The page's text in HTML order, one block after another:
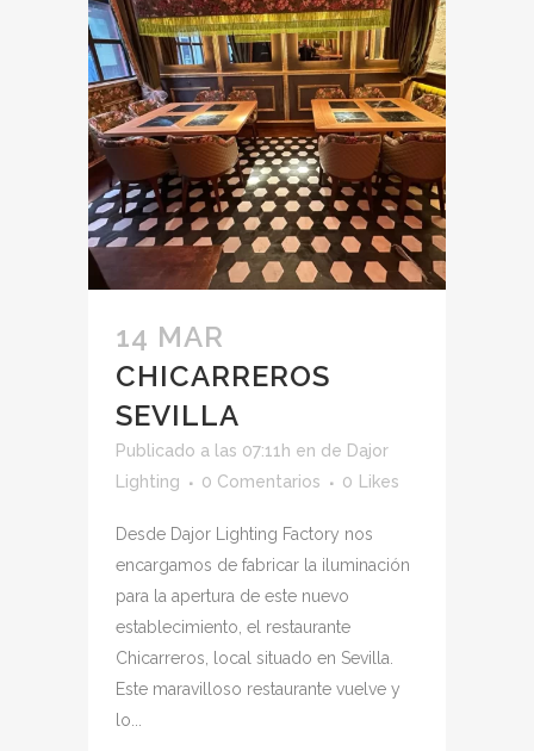
14 MAR
CHICARREROS
SEVILLA
Publicado a las 07:11h en de Dajor
Lighting
0 Comentarios 0 Likes
Desde Dajor Lighting Factory nos
encargamos de fabricar la iluminación
para la apertura de este nuevo
establecimiento, el restaurante
Chicarreros, local situado en Sevilla.
Este maravilloso restaurante vuelve y
lo...